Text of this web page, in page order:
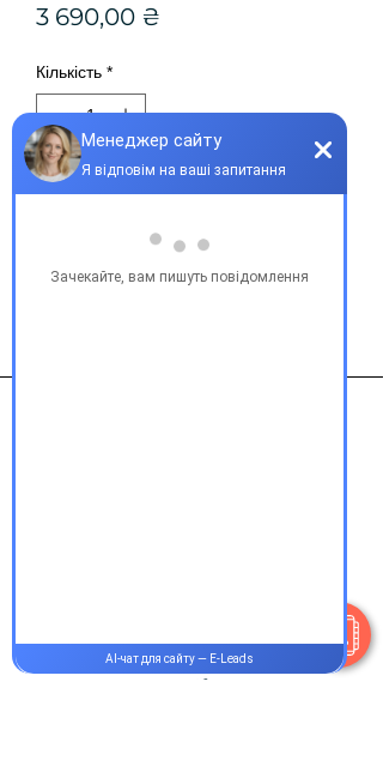
3 690,00 ₴
Кількість *
Купити
Виробник
Сб-Нд:9.00-16.00